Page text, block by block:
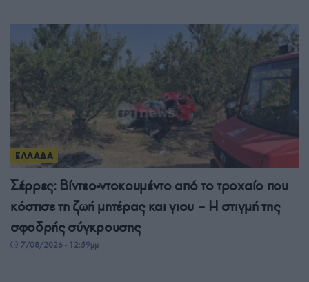
ΕΛΛΑΔΑ
Σέρρες: Βίντεο-ντοκουμέντο από το τροχαίο που
κόστισε τη ζωή μητέρας και γιου – Η στιγμή της
σφοδρής σύγκρουσης
7/08/2026 - 12:59μμ